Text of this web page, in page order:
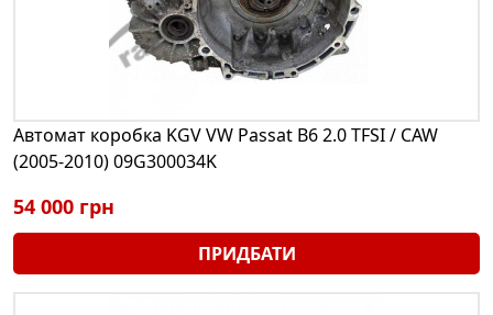
Автомат коробка KGV VW Passat B6 2.0 TFSI / CAW
(2005-2010) 09G300034K
54 000 грн
ПРИДБАТИ